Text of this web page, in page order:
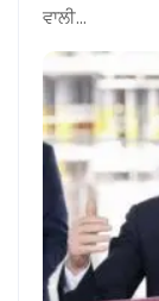
ਵਾਲੀ…